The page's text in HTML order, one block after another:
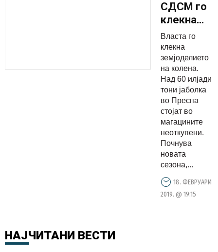
СДСМ го
клекна
на
колена,
над
60.000
тони
јаболка
во Преспа
стојат во
Власта го
клекна
земјоделието
на колена.
Над 60 илјади
тони јаболка
во Преспа
стојат во
магацините
неоткупени.
Почнува
новата
сезона,...
18. ФЕВРУАРИ
2019. @ 19:15
НАЈЧИТАНИ ВЕСТИ